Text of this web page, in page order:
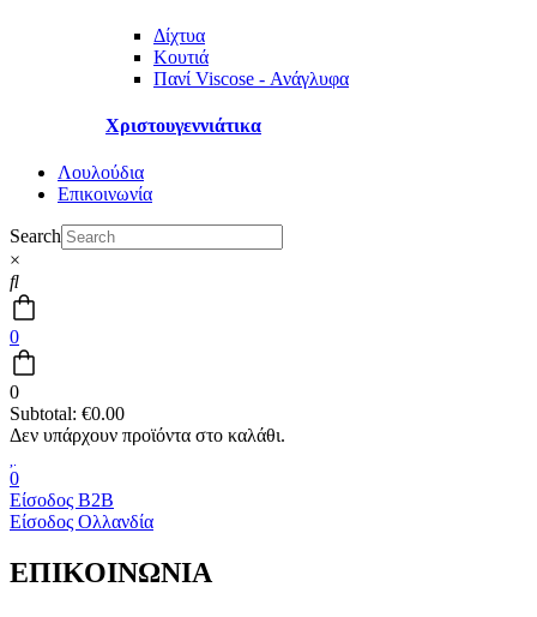
Δίχτυα
Κουτιά
Πανί Viscose - Ανάγλυφα
Χριστουγεννιάτικα
Λουλούδια
Επικοινωνία
Search
×
0
0
Subtotal: €0.00
0
Είσοδος B2B
Είσοδος Ολλανδία
ΕΠΙΚΟΙΝΩΝΙΑ